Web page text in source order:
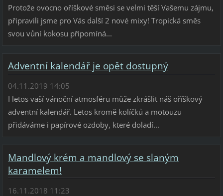
Protože ovocno oříškové směsi se velmi těší Vašemu zájmu,
připravili jsme pro Vás další 2 nové mixy! Tropická směs
svou vůní kokosu připomíná...
Adventní kalendář je opět dostupný
04.11.2019 14:05
I letos vaší vánoční atmosféru může zkrášlit náš oříškový
adventní kalendář. Letos kromě kolíčků a motouzu
přidáváme i papírové ozdoby, které doladí...
Mandlový krém a mandlový se slaným
karamelem!
16.11.2018 11:23